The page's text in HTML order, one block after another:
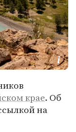
крае. Об
на